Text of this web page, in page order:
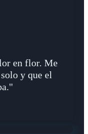
en flor. Me
y que el